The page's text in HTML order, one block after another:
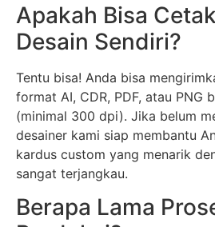
Apakah Bisa
Desain Sendiri?
Tentu bisa! Anda bisa
format AI, CDR, PDF, atau PNG
(minimal 300 dpi). Jika belum
desainer kami siap membantu
kardus custom yang menarik
sangat terjangkau.
Berapa Lama